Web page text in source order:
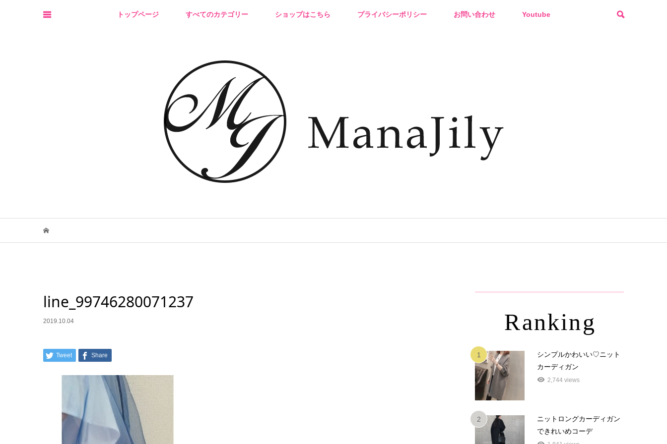
トップページ すべてのカテゴリー ショップはこちら プライバシーポリシー お問い合わせ Youtube
line_99746280071237
2019.10.04
Tweet Share
Ranking
1
シンプルかわいい♡ニット
カーディガン
2,744 views
2
ニットロングカーディガン
できれいめコーデ